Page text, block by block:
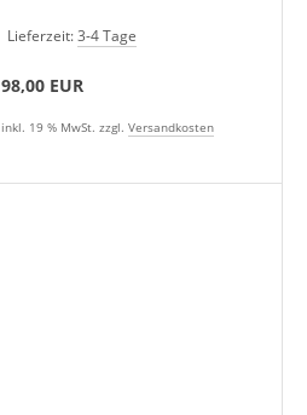
Lieferzeit:3-4 Tage
98,00 EUR
inkl. 19 % MwSt. zzgl. Versandkosten